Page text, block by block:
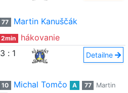
77 Martin Kanuščák
2min
hákovanie
3 : 1 Detailne
10 Michal Tomčo A 77
Martin